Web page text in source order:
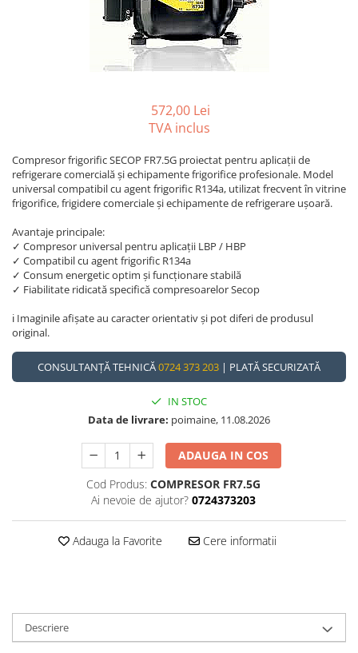
REZISTENTE DIGIVRARE
REZISTENTE SILICONICE
VENTILATOARE AXIALE
Compresoare Cubigel R134a
Compresoare Cubigel R404a
Compresoare Jiaxipera
VAPORIZATOARE LU-VE
572,00 Lei
TVA inclus
Compresor frigorific SECOP FR7.5G proiectat pentru aplicații de
refrigerare comercială și echipamente frigorifice profesionale. Model
universal compatibil cu agent frigorific R134a, utilizat frecvent în vitrine
frigorifice, frigidere comerciale și echipamente de refrigerare ușoară.
Avantaje principale:
✓ Compresor universal pentru aplicații LBP / HBP
✓ Compatibil cu agent frigorific R134a
✓ Consum energetic optim și funcționare stabilă
✓ Fiabilitate ridicată specifică compresoarelor Secop
ℹ️ Imaginile afișate au caracter orientativ și pot diferi de produsul
original.
CONSULTANȚĂ TEHNICĂ0724 373 203 | PLATĂ SECURIZATĂ
IN STOC
Data de livrare: poimaine, 11.08.2026
ADAUGA IN COS
Cod Produs: COMPRESOR FR7.5G
Ai nevoie de ajutor? 0724373203
Adauga la Favorite Cere informatii
Descriere